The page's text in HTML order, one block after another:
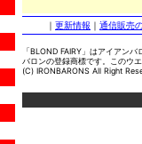
｜ 更新情報 ｜ 通信販売
「BLOND FAIRY」はアイアン
バロンの登録商標です。このウ
(C) IRONBARONS All Right